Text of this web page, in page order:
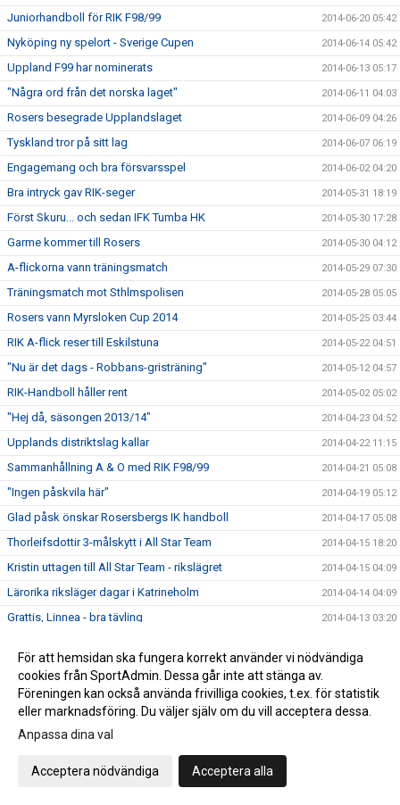
Juniorhandboll för RIK F98/99 2014-06-20 05:42
Nyköping ny spelort - Sverige Cupen 2014-06-14 05:42
Uppland F99 har nominerats 2014-06-13 05:17
"Några ord från det norska laget" 2014-06-11 04:03
Rosers besegrade Upplandslaget 2014-06-09 04:26
Tyskland tror på sitt lag 2014-06-07 06:19
Engagemang och bra försvarsspel 2014-06-02 04:20
Bra intryck gav RIK-seger 2014-05-31 18:19
Först Skuru... och sedan IFK Tumba HK 2014-05-30 17:28
Garme kommer till Rosers 2014-05-30 04:12
A-flickorna vann träningsmatch 2014-05-29 07:30
Träningsmatch mot Sthlmspolisen 2014-05-28 05:05
Rosers vann Myrsloken Cup 2014 2014-05-25 03:44
RIK A-flick reser till Eskilstuna 2014-05-22 04:51
"Nu är det dags - Robbans-gristräning" 2014-05-12 04:57
RIK-Handboll håller rent 2014-05-02 05:02
"Hej då, säsongen 2013/14" 2014-04-23 04:52
Upplands distriktslag kallar 2014-04-22 11:15
Sammanhållning A & O med RIK F98/99 2014-04-21 05:08
"Ingen påskvila här" 2014-04-19 05:12
Glad påsk önskar Rosersbergs IK handboll 2014-04-17 05:08
Thorleifsdottir 3-målskytt i All Star Team 2014-04-15 18:20
Kristin uttagen till All Star Team - rikslägret 2014-04-15 04:09
Lärorika riksläger dagar i Katrineholm 2014-04-14 04:09
Grattis, Linnea - bra tävling 2014-04-13 03:20
Robban Z pratar i Karlavagnen - tisdag kväll 2014-04-08 20:21
"Oerhört stolt som ledare" 2014-04-07 03:42
"Bäst i Stockholm - Igen" 2014-04-07 03:28
4:e finalen sedan år 2000 för Rosers handboll
Finalschemat med Rosers F99 6 april 2014
För att hemsidan ska fungera korrekt använder vi nödvändiga
cookies från SportAdmin. Dessa går inte att stänga av.
Föreningen kan också använda frivilliga cookies, t.ex. för statistik
eller marknadsföring. Du väljer själv om du vill acceptera dessa.
Anpassa dina val
Acceptera nödvändiga Acceptera alla